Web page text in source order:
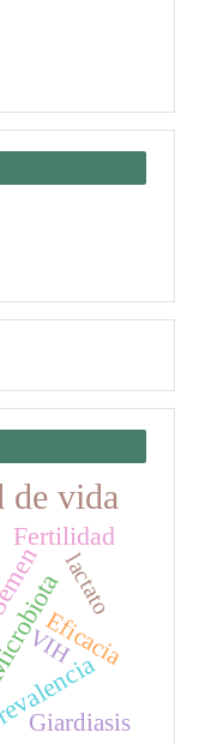
de vida
Fertilidad
Giardiasis
Eficacia
VIH
lactato